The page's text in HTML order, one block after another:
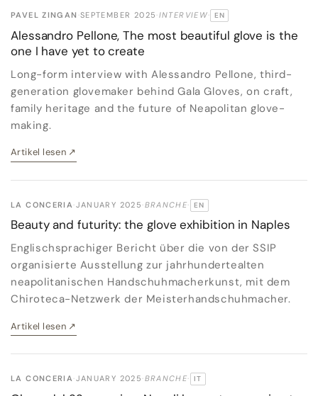
PAVEL ZINGAN ·SEPTEMBER 2025 ·INTERVIEW· ORIGINALSPRACHE:
EN
Alessandro Pellone, The most beautiful glove is the
one I have yet to create
Long-form interview with Alessandro Pellone, third-
generation glovemaker behind Gala Gloves, on craft,
family heritage and the future of Neapolitan glove-
making.
Artikel lesen ↗
LA CONCERIA·JANUARY 2025 ·BRANCHE· ORIGINALSPRACHE:
EN
Beauty and futurity: the glove exhibition in Naples
Englischsprachiger Bericht über die von der SSIP
organisierte Ausstellung zur jahrhundertealten
neapolitanischen Handschuhmacherkunst, mit dem
Chiroteca-Netzwerk der Meisterhandschuhmacher.
Artikel lesen ↗
LA CONCERIA·JANUARY 2025 ·BRANCHE· ORIGINALSPRACHE:
IT